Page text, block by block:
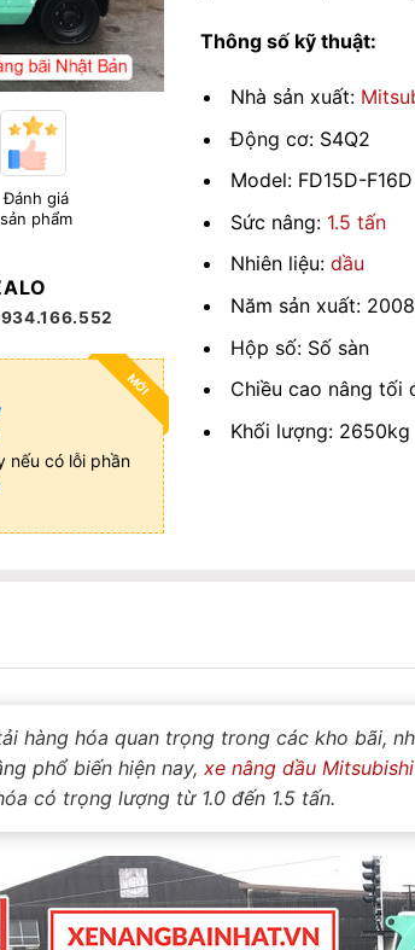
Đánh giá
sản phẩm
MỚI
nếu có lỗi phần
Thông số kỹ thuật:
Nhà sản xuất:
Động cơ: S4Q2
Model: FD15D-F16D
Sức nâng: 1.5 tấn
Nhiên liệu:dầu
Năm sản xuất: 2008
Hộp số: Số sàn
Chiều cao nâng tối
Khối lượng: 2650kg
hàng hóa quan trọng trong các kho bãi,
phổ biến hiện nay, xe nâng dầu
có trọng lượng từ 1.0 đến 1.5 tấn.